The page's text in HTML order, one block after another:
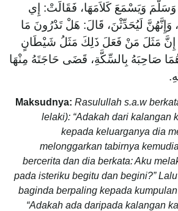
وَسَلَّمَ وَيَسْمَعَ كَلاَمَهَا، فَقَالَتْ: إِي
وَإِنَّهُنَّ لَيُحَدِّثْنَ، قَالَ: هَلْ تَدْرُونَ مَا
مَثَلَ مَنْ فَعَلَ ذَلِكَ مَثَلُ شَيْطَانٍ
صَاحِبَهُ بِالسِّكَّةِ، قَضَى حَاجَتَهُ مِنْهَا
Maksudnya: Rasulullah s.a.w
lelaki): “Adakah dari kalangan
kepada keluarganya dia
melonggarkan tabirnya
bercerita dan dia berkata: Aku
pada isteriku begitu dan begini?”
baginda berpaling kepada
“Adakah ada daripada kalangan